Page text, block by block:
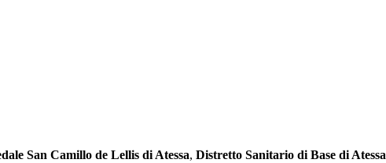
San Camillo de Lellis di Atessa, Distretto Sanitario di Base di Atessa